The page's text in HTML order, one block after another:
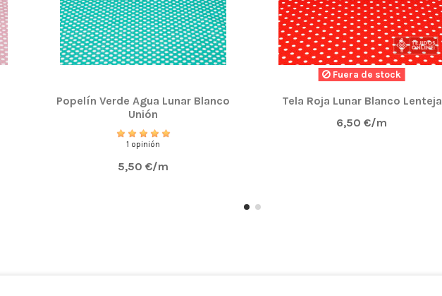
Popelín Verde Agua Lunar Blanco
Unión
1 opinión
5,50 €/m
Fuera de stock
Tela Roja Lunar Blanco Lenteja
6,50 €/m